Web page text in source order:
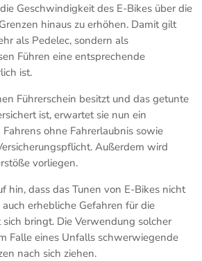
Geschwindigkeit des E-Bikes über die
hinaus zu erhöhen. Damit gilt
als Pedelec, sondern als
Führen eine entsprechende
ist.
Führerschein besitzt und das getunte
ist, erwartet sie nun ein
ohne Fahrerlaubnis sowie
Außerdem wird
vorliegen.
hin, dass das Tunen von E-Bikes nicht
erhebliche Gefahren für die
bringt. Die Verwendung solcher
Falle eines Unfalls schwerwiegende
nach sich ziehen.